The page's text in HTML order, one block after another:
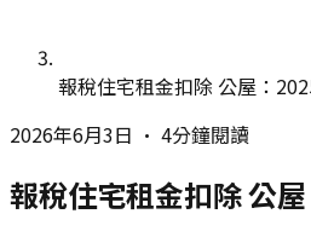
報稅住宅租金扣除 公屋：
2026年6月3日 • 4分鐘閱讀
報稅住宅租金扣除 公